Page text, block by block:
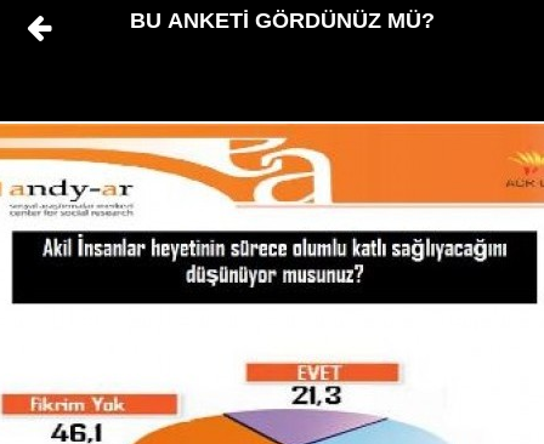
BU ANKETİ GÖRDÜNÜZ MÜ?